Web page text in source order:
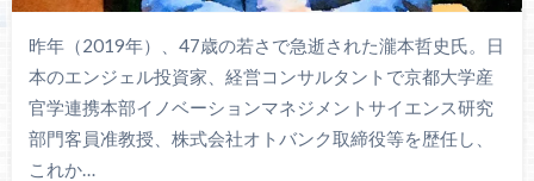
昨年（2019年）、47歳の若さで急逝された瀧本哲史氏。日
本のエンジェル投資家、経営コンサルタントで京都大学産
官学連携本部イノベーションマネジメントサイエンス研究
部門客員准教授、株式会社オトバンク取締役等を歴任し、
これか…